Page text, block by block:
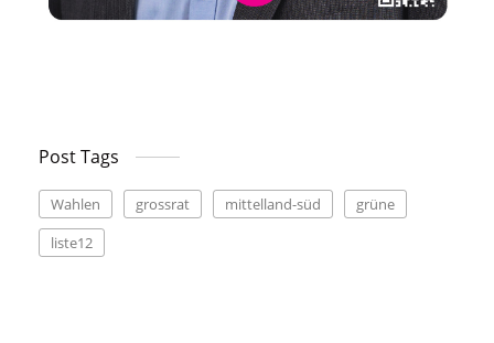
Post Tags
Wahlen grossrat mittelland-süd
grüne
liste12